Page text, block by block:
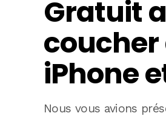
Gratuit
iPhone
Nous vous avions